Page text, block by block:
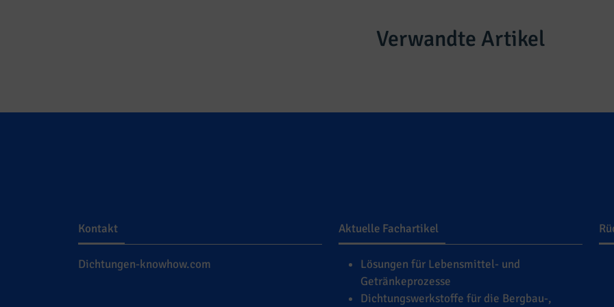
Verwandte Artikel
Kontakt
Dichtungen-knowhow.com
Aktuelle Fachartikel
Lösungen für Lebensmittel- und
Getränkeprozesse
Dichtungswerkstoffe für die Bergbau-,